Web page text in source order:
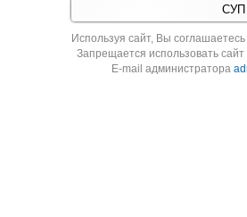
СУП
Используя cайт, Вы соглашаетесь
Запрещается использовать
E-mail администратора